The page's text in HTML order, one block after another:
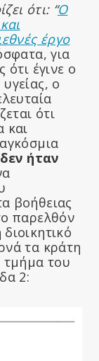
ότι: “Ο
έργο
για
ότι έγινε ο
ο
ότι
και
ήταν
βοήθειας
παρελθόν
τα κράτη
τμήμα του
2: